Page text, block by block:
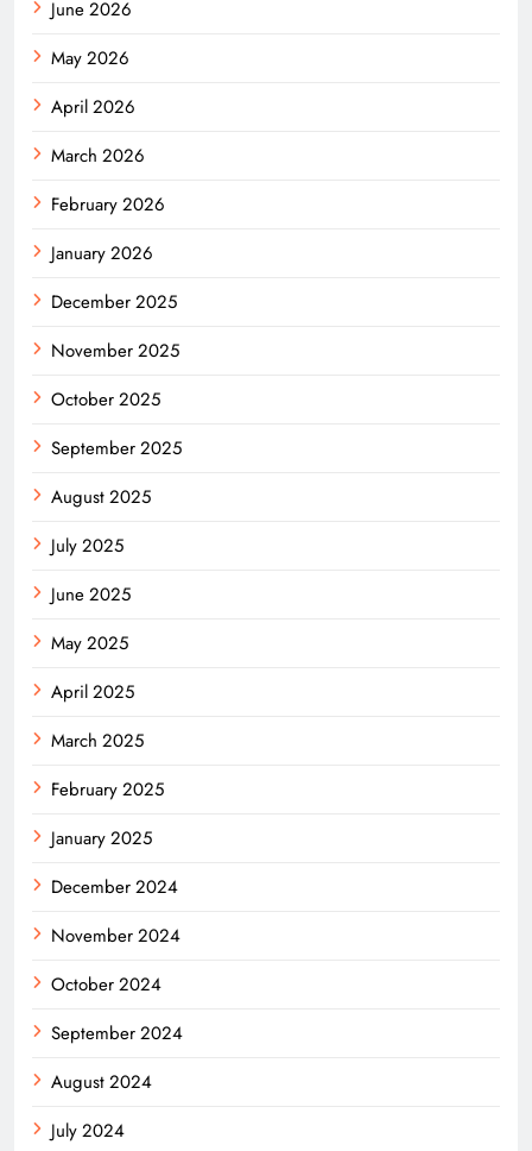
June 2026
May 2026
April 2026
March 2026
February 2026
January 2026
December 2025
November 2025
October 2025
September 2025
August 2025
July 2025
June 2025
May 2025
April 2025
March 2025
February 2025
January 2025
December 2024
November 2024
October 2024
September 2024
August 2024
July 2024